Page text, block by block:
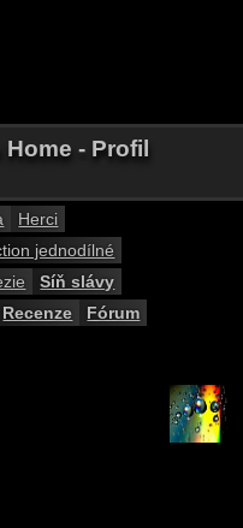
- Profil
Herci
jednodílné
Síň slávy
Recenze Fórum